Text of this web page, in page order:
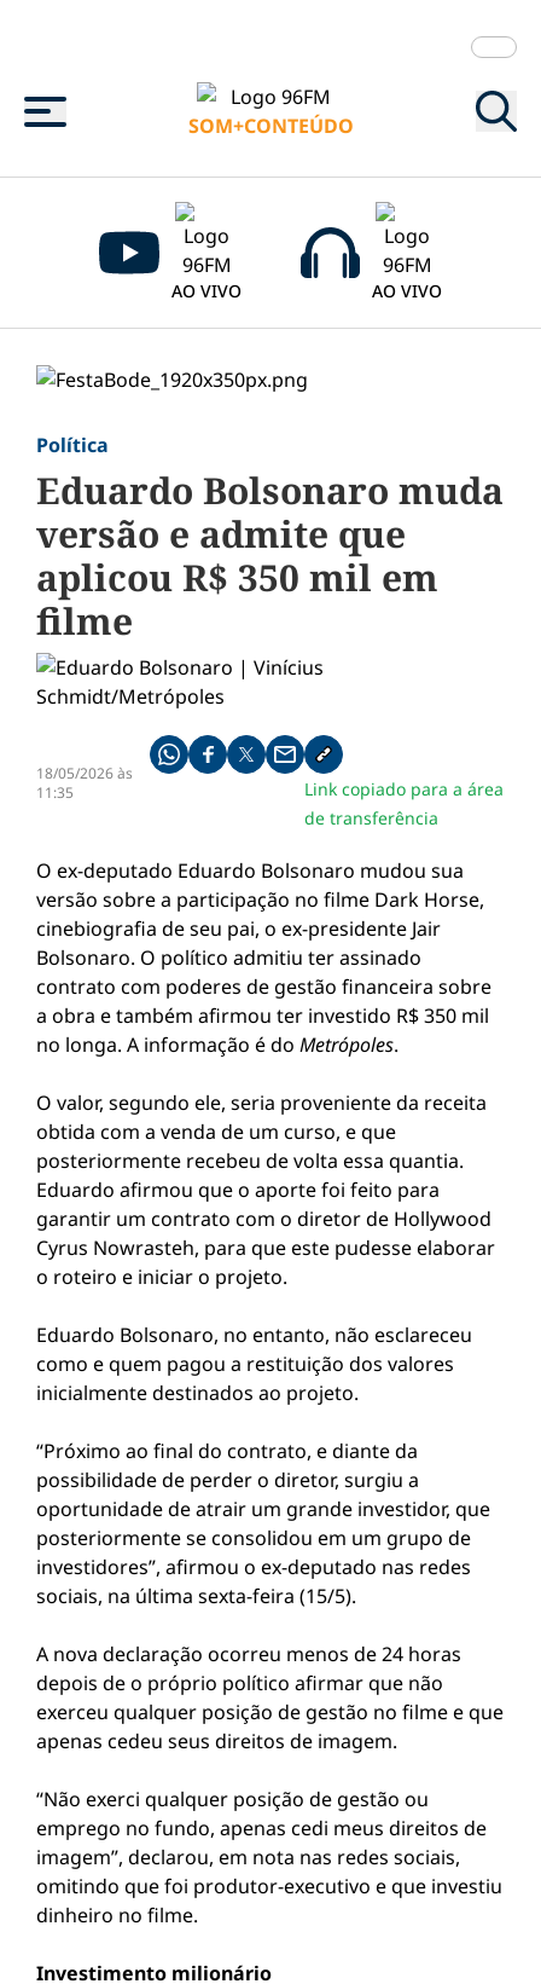
Menu
SOM+CONTEÚDO
AO VIVO AO VIVO
Política
Eduardo Bolsonaro muda
versão e admite que
aplicou R$ 350 mil em
filme
18/05/2026 às
11:35
Compartilhe pelo whatsapp
Compartilhar no facebook
Compartilhar no twitter
Compartilhe pelo email
Copiar link da notícia
Link copiado para a área
de transferência
O ex-deputado Eduardo Bolsonaro mudou sua
versão sobre a participação no filme Dark Horse,
cinebiografia de seu pai, o ex-presidente Jair
Bolsonaro. O político admitiu ter assinado
contrato com poderes de gestão financeira sobre
a obra e também afirmou ter investido R$ 350 mil
no longa. A informação é do Metrópoles.
O valor, segundo ele, seria proveniente da receita
obtida com a venda de um curso, e que
posteriormente recebeu de volta essa quantia.
Eduardo afirmou que o aporte foi feito para
garantir um contrato com o diretor de Hollywood
Cyrus Nowrasteh, para que este pudesse elaborar
o roteiro e iniciar o projeto.
Eduardo Bolsonaro, no entanto, não esclareceu
como e quem pagou a restituição dos valores
inicialmente destinados ao projeto.
“Próximo ao final do contrato, e diante da
possibilidade de perder o diretor, surgiu a
oportunidade de atrair um grande investidor, que
posteriormente se consolidou em um grupo de
investidores”, afirmou o ex-deputado nas redes
sociais, na última sexta-feira (15/5).
A nova declaração ocorreu menos de 24 horas
depois de o próprio político afirmar que não
exerceu qualquer posição de gestão no filme e que
apenas cedeu seus direitos de imagem.
“Não exerci qualquer posição de gestão ou
emprego no fundo, apenas cedi meus direitos de
imagem”, declarou, em nota nas redes sociais,
omitindo que foi produtor-executivo e que investiu
dinheiro no filme.
Investimento milionário